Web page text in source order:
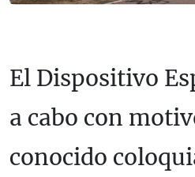
El Dispositivo
a cabo con
conocido